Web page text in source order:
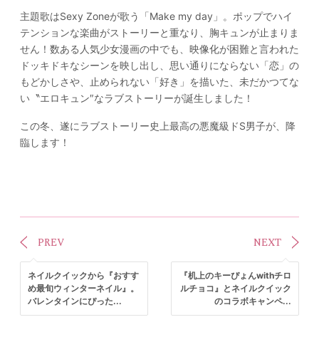
主題歌はSexy Zoneが歌う「Make my day」。ポップでハイ
テンションな楽曲がストーリーと重なり、胸キュンが止まりま
せん！数ある人気少女漫画の中でも、映像化が困難と言われた
ドッキドキなシーンを映し出し、思い通りにならない「恋」の
もどかしさや、止められない「好き」を描いた、未だかつてな
い〝エロキュン″なラブストーリーが誕生しました！
この冬、遂にラブストーリー史上最高の悪魔級ドS男子が、降
臨します！
PREV
ネイルクイックから『おすす
め最旬ウィンターネイル』。
バレンタインにぴった...
NEXT
『机上のキーぴょんwithチロ
ルチョコ』とネイルクイック
のコラボキャンペ...